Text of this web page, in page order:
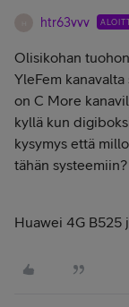
htr63vvv
Olisikohan
YleFem
on C More
kyllä kun
kysymys että
tähän systeemiin?
Huawei 4G B525